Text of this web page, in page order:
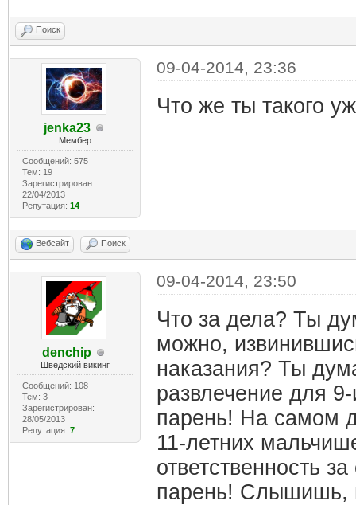
Поиск
jenka23
Мембер
Сообщений: 575
Тем: 19
Зарегистрирован:
22/04/2013
Репутация: 14
09-04-2014, 23:36
Что же ты такого
Вебсайт Поиск
denchip
Шведский викинг
Сообщений: 108
Тем: 3
Зарегистрирован:
28/05/2013
Репутация: 7
09-04-2014, 23:50
Что за дела? Ты
можно,
наказания? Ты
развлечение для
парень! На самом
11-летних
ответственность
парень! Слышишь,